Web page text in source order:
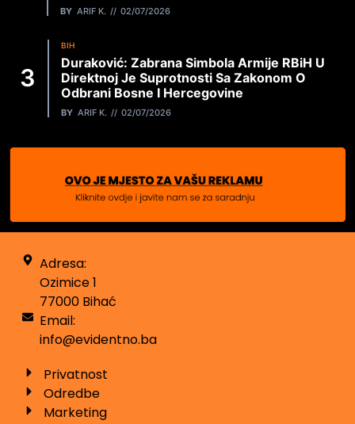
BY ARIF K. 02/07/2026
BIH
Duraković: Zabrana Simbola Armije RBiH U
Direktnoj Je Suprotnosti Sa Zakonom O
Odbrani Bosne I Hercegovine
BY ARIF K. 02/07/2026
Adresa:
Ozimice 1
77000 Bihać
Email:
info@evidentno.ba
Privatnost
Odredbe
Marketing